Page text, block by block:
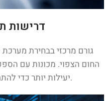
דרישות
גורם מרכזי בבחירת מערכת
החום הצפוי. מכונות עם
יעילות יותר כדי להתמודד עם החום הרב שהן מייצרות.